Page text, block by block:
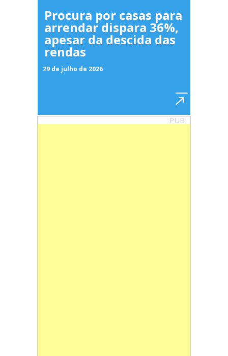
Procura por casas para
arrendar dispara 36%,
apesar da descida das
rendas
29 de julho de 2026
PUB